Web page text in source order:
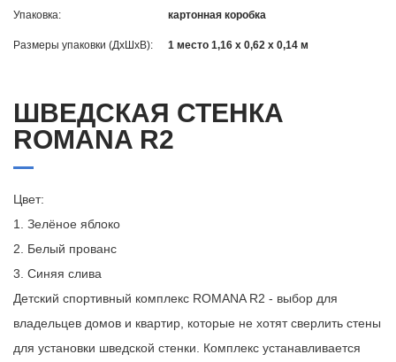
Упаковка: картонная коробка
Размеры упаковки (ДхШхВ): 1 место 1,16 х 0,62 х 0,14 м
ШВЕДСКАЯ СТЕНКА
ROMANA R2
Цвет:
1. Зелёное яблоко
2. Белый прованс
3. Синяя слива
Детский спортивный комплекс ROMANA R2 - выбор для
владельцев домов и квартир, которые не хотят сверлить стены
для установки шведской стенки. Комплекс устанавливается